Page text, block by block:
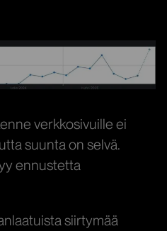
verkkosivuille ei
suunta on selvä.
ennustetta
siirtymää